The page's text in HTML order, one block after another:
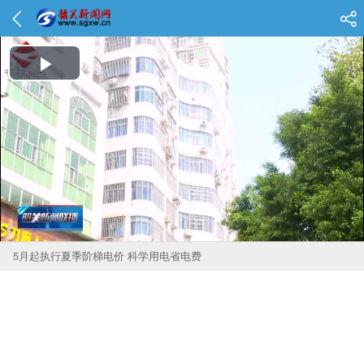
Play Video
5月起执行夏季阶梯电价 科学用电省电费